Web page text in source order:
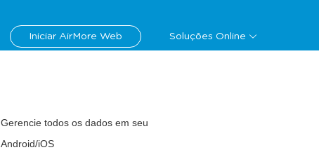
Iniciar AirMore Web Soluções Online
Gerencie todos os dados em seu
Android/iOS